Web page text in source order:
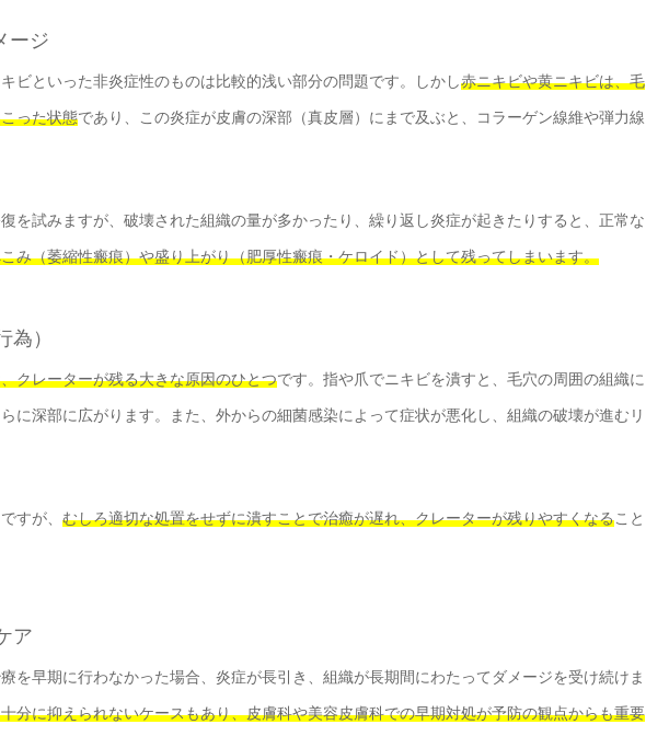
ージ
ビといった非炎症性のものは比較的浅い部分の問題です。しかし赤ニキビや黄ニキビは、毛
った状態であり、この炎症が皮膚の深部（真皮層）にまで及ぶと、コラーゲン線維や弾力線
を試みますが、破壊された組織の量が多かったり、繰り返し炎症が起きたりすると、正常な
み（萎縮性瘢痕）や盛り上がり（肥厚性瘢痕・ケロイド）として残ってしまいます。
）
クレーターが残る大きな原因のひとつです。指や爪でニキビを潰すと、毛穴の周囲の組織に
に深部に広がります。また、外からの細菌感染によって症状が悪化し、組織の破壊が進むリ
すが、 むしろ適切な処置をせずに潰すことで治癒が遅れ、クレーターが残りやすくなること
ア
を早期に行わなかった場合、炎症が長引き、組織が長期間にわたってダメージを受け続けま
分に抑えられないケースもあり、皮膚科や美容皮膚科での早期対処が予防の観点からも重要